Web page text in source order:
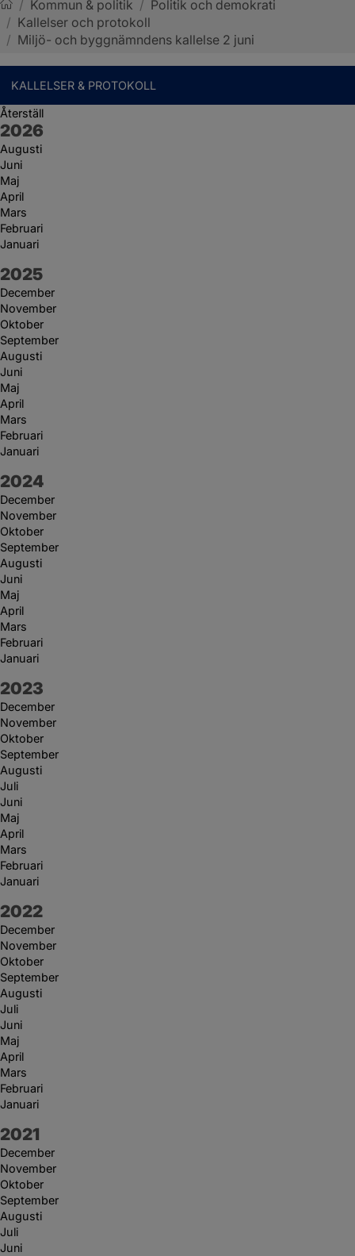
Sotenäs kommun
/ Kommun & politik / Politik och demokrati
/ Kallelser och protokoll
/ Miljö- och byggnämndens kallelse 2 juni
KALLELSER & PROTOKOLL
Återställ
År:
2026
Augusti
Juni
Maj
April
Mars
Februari
Januari
År:
2025
December
November
Oktober
September
Augusti
Juni
Maj
April
Mars
Februari
Januari
År:
2024
December
November
Oktober
September
Augusti
Juni
Maj
April
Mars
Februari
Januari
År:
2023
December
November
Oktober
September
Augusti
Juli
Juni
Maj
April
Mars
Februari
Januari
År:
2022
December
November
Oktober
September
Augusti
Juli
Juni
Maj
April
Mars
Februari
Januari
År:
2021
December
November
Oktober
September
Augusti
Juli
Juni